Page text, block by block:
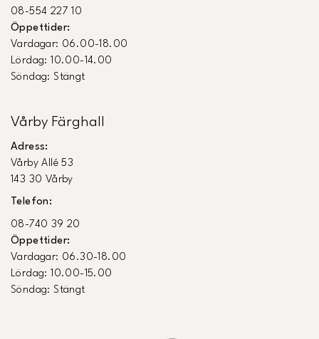
08-554 227 10
Öppettider:
Vardagar: 06.00-18.00
Lördag: 10.00-14.00
Söndag: Stängt
Vårby Färghall
Adress:
Vårby Allé 53
143 30 Vårby
Telefon:
08-740 39 20
Öppettider:
Vardagar: 06.30-18.00
Lördag: 10.00-15.00
Söndag: Stängt